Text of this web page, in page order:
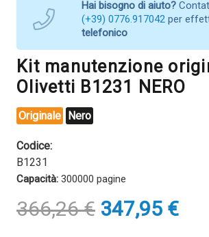
Hai bisogno di aiuto?
(+39) 0776.917042 per
telefonico
Kit manutenzione
Olivetti B1231 NERO
Originale Nero
Codice:
B1231
Capacità: 300000 pagine
366,26€ Il
prezzo
347,95 €Il